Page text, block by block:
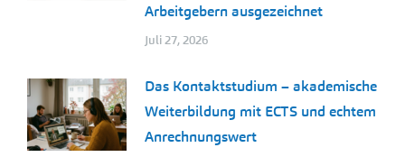
Arbeitgebern ausgezeichnet
Juli 27, 2026
Das Kontaktstudium – akademische
Weiterbildung mit ECTS und echtem
Anrechnungswert